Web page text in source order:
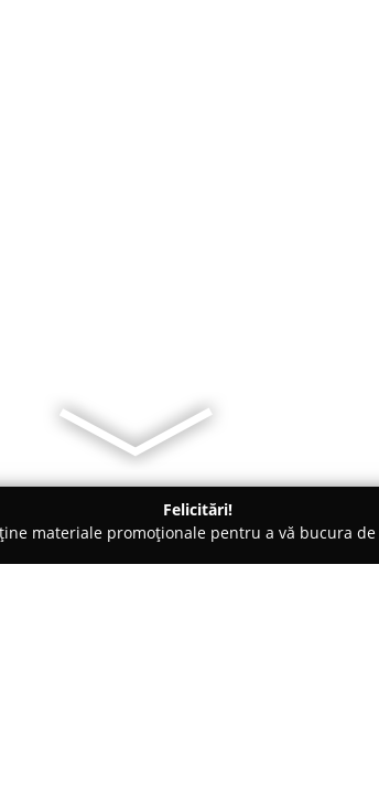
Felicitări!
materiale promoționale pentru a vă bucura